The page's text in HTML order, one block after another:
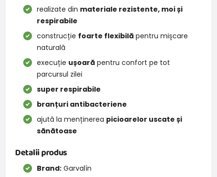
realizate din materiale rezistente, moi și
respirabile
construcție foarte flexibilă pentru mișcare
naturală
execuție ușoară pentru confort pe tot
parcursul zilei
super respirabile
branțuri antibacteriene
ajută la menținerea picioarelor uscate și
sănătoase
Detalii produs
Brand: Garvalín